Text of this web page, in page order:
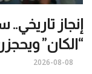
إنجاز
“الكان” ويحجزن
2026-08-08